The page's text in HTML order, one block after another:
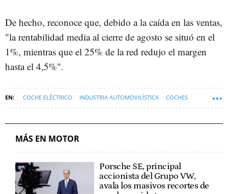
De hecho, reconoce que, debido a la caída en las ventas,
"la rentabilidad media al cierre de agosto se situó en el
1%, mientras que el 25% de la red redujo el margen
hasta el 4,5%".
COCHE ELÉCTRICO INDUSTRIA AUTOMOVILÍSTICA COCHES
MÁS EN MOTOR
Porsche SE, principal
accionista del Grupo VW,
avala los masivos recortes de